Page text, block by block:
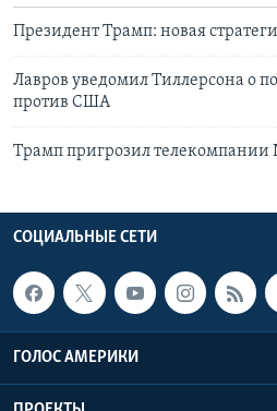
Президент Трамп: новая
Лавров уведомил Тиллерсона о
против США
Трамп пригрозил телекомпании
СОЦИАЛЬНЫЕ СЕТИ
ГОЛОС АМЕРИКИ